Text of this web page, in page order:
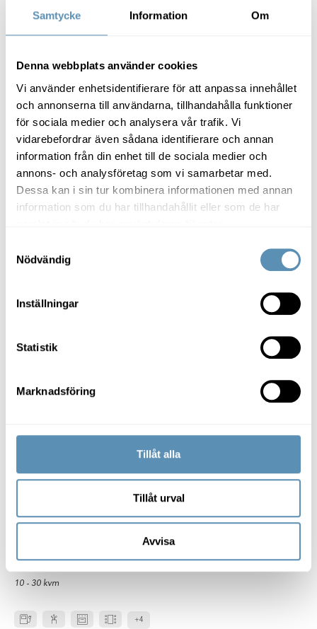
Samtycke Information Om
Denna webbplats använder cookies
Vi använder enhetsidentifierare för att anpassa innehållet
och annonserna till användarna, tillhandahålla funktioner
för sociala medier och analysera vår trafik. Vi
vidarebefordrar även sådana identifierare och annan
information från din enhet till de sociala medier och
annons- och analysföretag som vi samarbetar med.
Dessa kan i sin tur kombinera informationen med annan
information som du har tillhandahållit eller som de har
Nödvändig
Inställningar
Statistik
Marknadsföring
Tillåt alla
Tillåt urval
Avvisa
Strandbadsvägen 21, Helsingborg
245 kvm
Kontorslokal i Hamn-City
Trevligt kontorshotell i södra
Strandbadsvägen 19, Helsingborg
10 - 30 kvm
+4